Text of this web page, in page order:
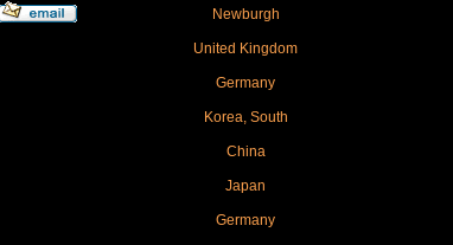
Newburgh
United Kingdom
Germany
Korea, South
China
Japan
Germany